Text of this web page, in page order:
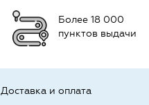
Более 18 000
пунктов выдачи
Доставка и оплата